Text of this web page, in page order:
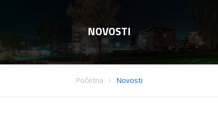
NOVOSTI
Početna Novosti